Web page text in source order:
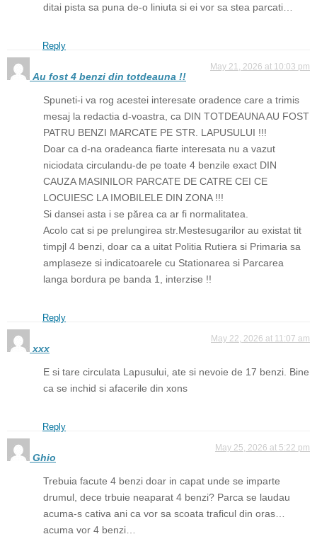
ditai pista sa puna de-o liniuta si ei vor sa stea parcati…
Reply
Au fost 4 benzi din totdeauna !!
May 21, 2026 at 10:03 pm
Spuneti-i va rog acestei interesate oradence care a trimis
mesaj la redactia d-voastra, ca DIN TOTDEAUNA AU FOST
PATRU BENZI MARCATE PE STR. LAPUSULUI !!!
Doar ca d-na oradeanca fiarte interesata nu a vazut
niciodata circulandu-de pe toate 4 benzile exact DIN
CAUZA MASINILOR PARCATE DE CATRE CEI CE
LOCUIESC LA IMOBILELE DIN ZONA !!!
Si dansei asta i se părea ca ar fi normalitatea.
Acolo cat si pe prelungirea str.Mestesugarilor au existat tit
timpjl 4 benzi, doar ca a uitat Politia Rutiera si Primaria sa
amplaseze si indicatoarele cu Stationarea si Parcarea
langa bordura pe banda 1, interzise !!
Reply
xxx
May 22, 2026 at 11:07 am
E si tare circulata Lapusului, ate si nevoie de 17 benzi. Bine
ca se inchid si afacerile din xons
Reply
Ghio
May 25, 2026 at 5:22 pm
Trebuia facute 4 benzi doar in capat unde se imparte
drumul, dece trbuie neaparat 4 benzi? Parca se laudau
acuma-s cativa ani ca vor sa scoata traficul din oras…
acuma vor 4 benzi…